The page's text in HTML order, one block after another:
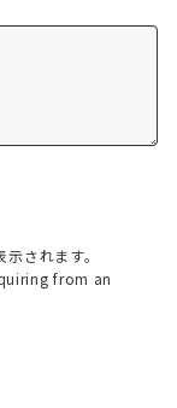
されます。
from an